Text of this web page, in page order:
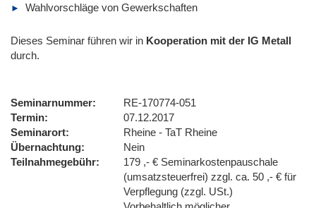
Wahlvorschläge von Gewerkschaften
Dieses Seminar führen wir in Kooperation mit der IG Metall
durch.
Seminarnummer
RE-170774-051
Termin
07.12.2017
Seminarort
Rheine - TaT Rheine
Übernachtung
Nein
Teilnahmegebühr
179 ,- € Seminarkostenpauschale
(umsatzsteuerfrei) zzgl. ca. 50 ,- € für
Verpflegung (zzgl. USt.)